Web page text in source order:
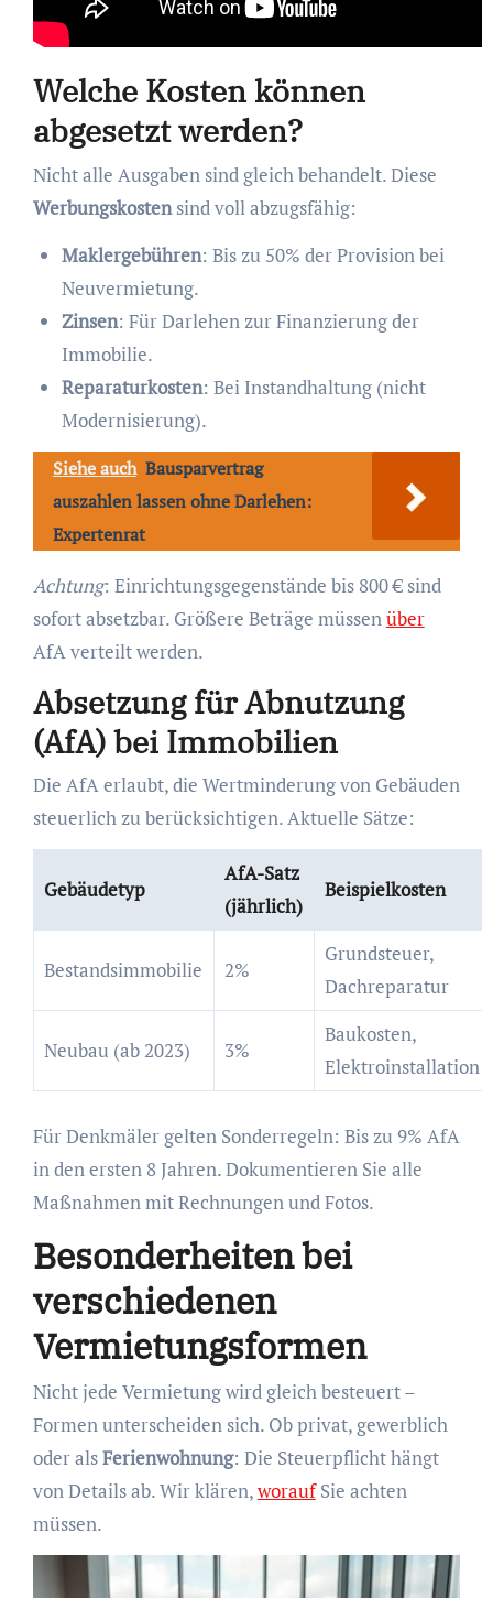
Welche Kosten können
abgesetzt werden?
Nicht alle Ausgaben sind gleich behandelt. Diese
Werbungskostensind voll abzugsfähig:
Maklergebühren: Bis zu 50% der Provision bei
Neuvermietung.
Zinsen: Für Darlehen zur Finanzierung der
Immobilie.
Reparaturkosten: Bei Instandhaltung (nicht
Modernisierung).
Siehe auch Bausparvertrag
auszahlen lassen ohne Darlehen:
Expertenrat
Achtung: Einrichtungsgegenstände bis 800 € sind
sofort absetzbar. Größere Beträge müssenüber
AfA verteilt werden.
Absetzung für Abnutzung
(AfA) bei Immobilien
Die AfA erlaubt, die Wertminderung von Gebäuden
steuerlich zu berücksichtigen. Aktuelle Sätze:
Gebäudetyp
AfA-Satz
(jährlich)
Beispielkosten
Bestandsimmobilie 2%
Grundsteuer,
Dachreparatur
Neubau (ab 2023) 3%
Baukosten,
Elektroinstallation
Für Denkmäler gelten Sonderregeln: Bis zu 9% AfA
in den ersten 8 Jahren. Dokumentieren Sie alle
Maßnahmen mit Rechnungen und Fotos.
Besonderheiten bei
verschiedenen
Vermietungsformen
Nicht jede Vermietung wird gleich besteuert –
Formen unterscheiden sich. Ob privat, gewerblich
oder alsFerienwohnung: Die Steuerpflicht hängt
von Details ab. Wir klären,woraufSie achten
müssen.